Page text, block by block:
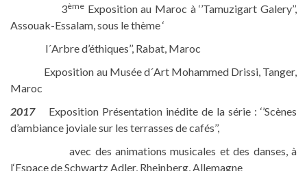
3ème Exposition au Maroc à ‘’Tamuzigart Galery’’,
Assouak-Essalam, sous le thème ‘
l´Arbre d’éthiques’’, Rabat, Maroc
Exposition au Musée d´Art Mohammed Drissi, Tanger,
Maroc
2017 Exposition Présentation inédite de la série : ‘’Scènes
d’ambiance joviale sur les terrasses de cafés’’,
avec des animations musicales et des danses, à
l‘Espace de Schwartz Adler, Rheinberg, Allemagne